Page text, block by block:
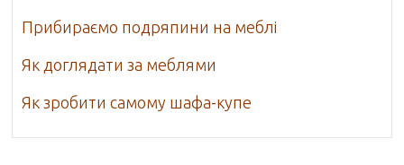
Прибираємо подряпини на меблі
Як доглядати за меблями
Як зробити самому шафа-купе